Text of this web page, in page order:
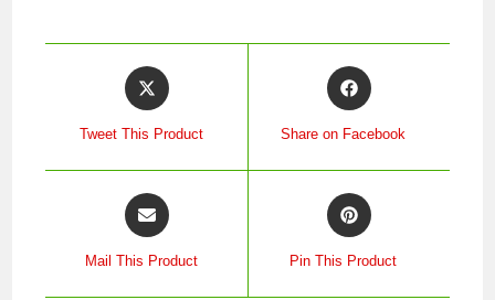
Share on Facebook
Tweet This Product
Pin This Product
Mail This Product